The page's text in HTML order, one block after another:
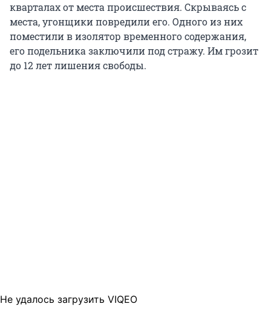
кварталах от места происшествия. Скрываясь с
места, угонщики повредили его. Одного из них
поместили в изолятор временного содержания,
его подельника заключили под стражу. Им грозит
до 12 лет лишения свободы.
Не удалось загрузить VIQEO